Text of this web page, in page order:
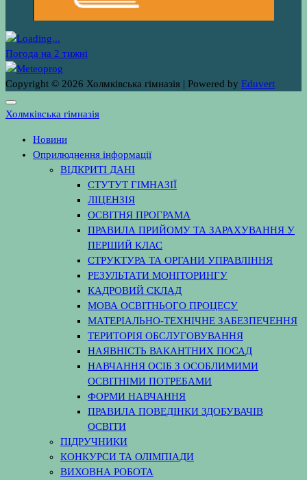
Погода на 2 тижні
Copyright © 2026 Холмківська гімназія | Powered by Eduvert
Холмківська гімназія
Новини
Оприлюднення інформації
ВІДКРИТІ ДАНІ
СТУТУТ ГІМНАЗІЇ
ЛІЦЕНЗІЯ
ОСВІТНЯ ПРОГРАМА
ПРАВИЛА ПРИЙОМУ ТА ЗАРАХУВАННЯ У
ПЕРШИЙ КЛАС
СТРУКТУРА ТА ОРГАНИ УПРАВЛІННЯ
РЕЗУЛЬТАТИ МОНІТОРИНГУ
КАДРОВИЙ СКЛАД
МОВА ОСВІТНЬОГО ПРОЦЕСУ
МАТЕРІАЛЬНО-ТЕХНІЧНЕ ЗАБЕЗПЕЧЕННЯ
ТЕРИТОРІЯ ОБСЛУГОВУВАННЯ
НАЯВНІСТЬ ВАКАНТНИХ ПОСАД
НАВЧАННЯ ОСІБ З ОСОБЛИМИМИ
ОСВІТНІМИ ПОТРЕБАМИ
ФОРМИ НАВЧАННЯ
ПРАВИЛА ПОВЕДІНКИ ЗДОБУВАЧІВ
ОСВІТИ
ПІДРУЧНИКИ
КОНКУРСИ ТА ОЛІМПІАДИ
ВИХОВНА РОБОТА